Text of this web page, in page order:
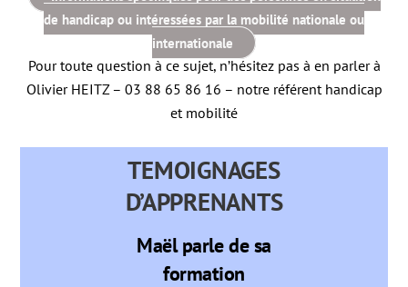
de handicap ou intéressées par la mobilité nationale ou
internationale
Pour toute question à ce sujet, n’hésitez pas à en parler à
Olivier HEITZ – 03 88 65 86 16 – notre référent handicap
et mobilité
TEMOIGNAGES
D’APPRENANTS
Maël parle de sa
formation